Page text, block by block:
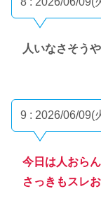
人いなさそう
9 : 2026/06/09(
今日は人おら
さっきもスレ